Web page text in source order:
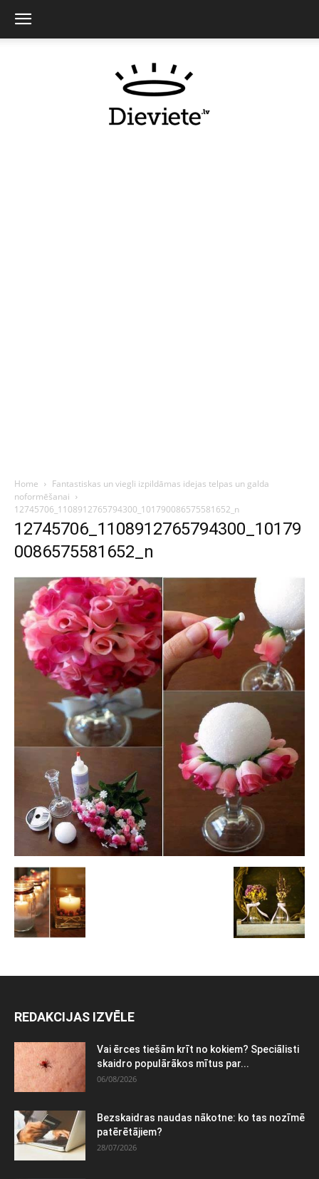
Home
Fantastiskas un viegli izpildāmas idejas telpas un galda
noformēšanai
12745706_1108912765794300_101790086575581652_n
12745706_1108912765794300_10179
0086575581652_n
REDAKCIJAS IZVĒLE
Vai ērces tiešām krīt no kokiem? Speciālisti
skaidro populārākos mītus par...
06/08/2026
Bezskaidras naudas nākotne: ko tas nozīmē
patērētājiem?
28/07/2026